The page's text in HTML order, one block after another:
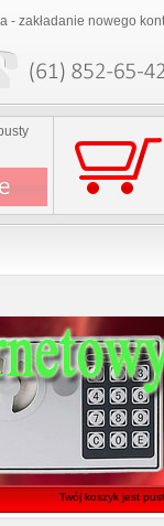
- zakładanie nowego
Twój koszyk jest